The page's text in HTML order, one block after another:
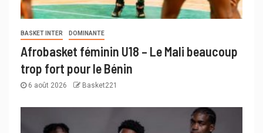
BASKET INTER DOMINANTE
Afrobasket féminin U18 – Le Mali beaucoup
trop fort pour le Bénin
6 août 2026 Basket221